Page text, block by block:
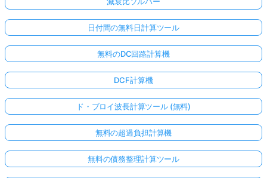
日付間の無料日計算ツール
無料のDC回路計算機
DCF計算機
ド・ブロイ波長計算ツール (無料)
無料の超過負担計算機
無料の債務整理計算ツール